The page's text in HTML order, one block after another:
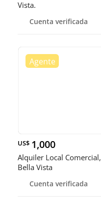
Vista.
Cuenta verificada
US$ 1,000
Alquiler Local Comercial,
Bella Vista
Cuenta verificada